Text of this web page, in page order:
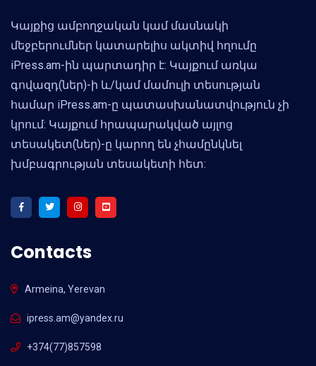
Կայքից ամբողջական կամ մասնակի
մեջբերումներ կատարելիս ակտիվ հղումը
iPress.am-ին պարտադիր է: Կայքում առկա
գովազդ(ներ)-ի և/կամ մամուլի տեսության
համար iPress.am-ը պատասխանատվություն չի
կրում: Կայքում հրապարակված այլոց
տեսակետ(ներ)-ը կարող են չհամընկնել
խմբագրության տեսակետի հետ:
Contacts
Armeina, Yerevan
ipress.am@yandex.ru
+374(77)857598